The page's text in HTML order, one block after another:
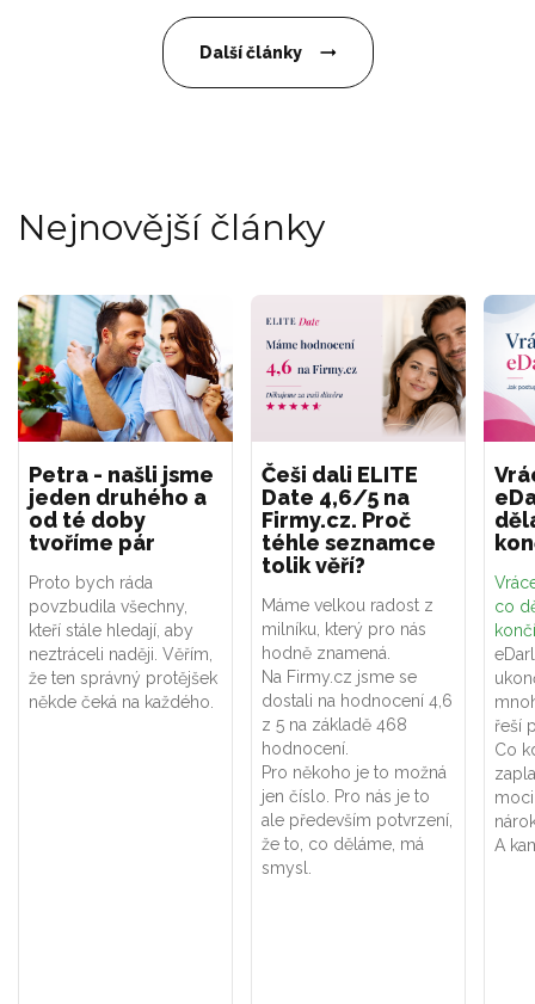
Další články
Nejnovější články
Petra - našli jsme
jeden druhého a
od té doby
tvoříme pár
Proto bych ráda
povzbudila všechny,
kteří stále hledají, aby
neztráceli naději. Věřím,
že ten správný protějšek
někde čeká na každého.
Češi dali ELITE
Date 4,6/5 na
Firmy.cz. Proč
téhle seznamce
tolik věří?
Máme velkou radost z
milníku, který pro nás
hodně znamená.
Na Firmy.cz jsme se
dostali na hodnocení 4,6
z 5 na základě 468
hodnocení.
Pro někoho je to možná
jen číslo. Pro nás je to
ale především potvrzení,
že to, co děláme, má
smysl.
co
řeší
Co
A